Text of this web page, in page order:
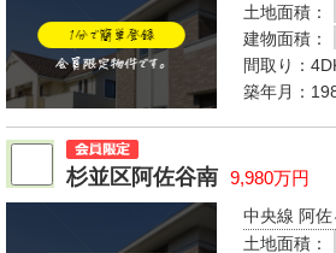
土地面積：
建物面積：
間取り：
築年月：
杉並区阿佐谷南 9,980万円
中央線 阿佐
土地面積：